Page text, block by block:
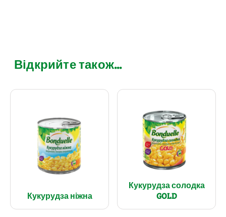
Відкрийте також...
Кукурудза ніжна
Кукурудза солодка
GOLD